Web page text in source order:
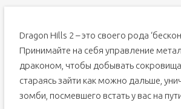
Dragon Hills 2 – это своего рода
Принимайте на себя управление
драконом, чтобы добывать сокровища
стараясь зайти как можно дальше,
зомби, посмевшего встать у вас на